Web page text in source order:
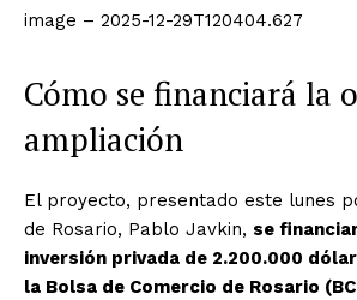
image – 2025-12-29T120404.627
Cómo se financiará la
ampliación
El proyecto, presentado este lunes
de Rosario, Pablo Javkin, se
inversión privada de 2.200.000
la Bolsa de Comercio de Rosario